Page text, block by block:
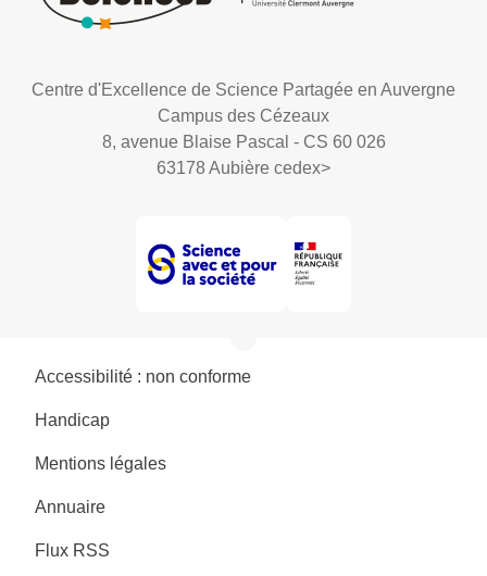
Centre d'Excellence de Science Partagée en Auvergne
Campus des Cézeaux
8, avenue Blaise Pascal - CS 60 026
63178 Aubière cedex>
Accessibilité : non conforme
Handicap
Mentions légales
Annuaire
Flux RSS